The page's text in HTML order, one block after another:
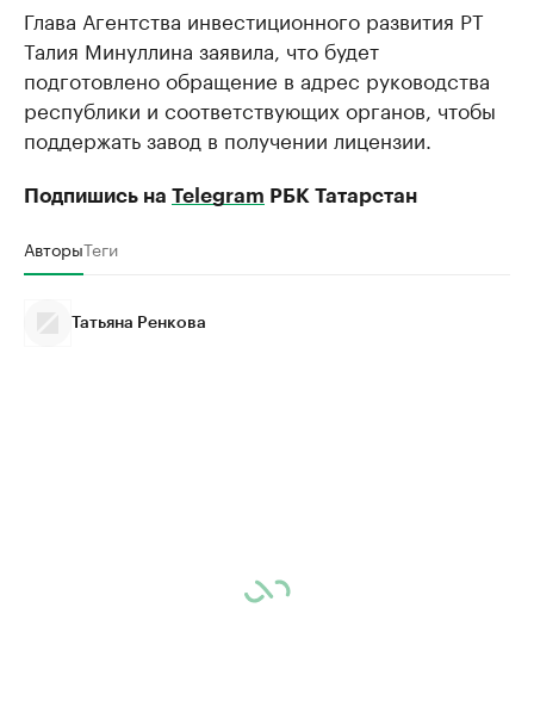
Глава Агентства инвестиционного развития РТ
Талия Минуллина заявила, что будет
подготовлено обращение в адрес руководства
республики и соответствующих органов, чтобы
поддержать завод в получении лицензии.
Подпишись на Telegram РБК Татарстан
АвторыТеги
Татьяна Ренкова